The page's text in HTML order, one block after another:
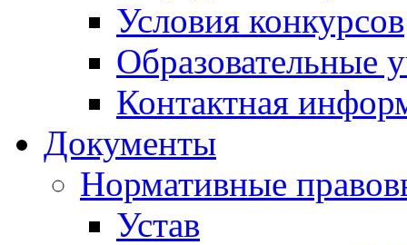
Условия конкурсов
Образовательные
Контактная
Документы
Нормативные
Устав